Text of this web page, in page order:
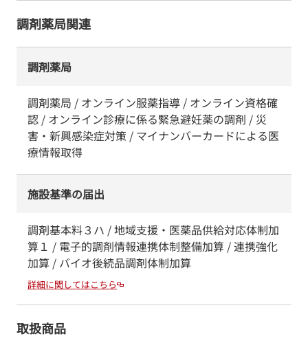
調剤薬局関連
調剤薬局
調剤薬局 / オンライン服薬指導 / オンライン資格確
認 / オンライン診療に係る緊急避妊薬の調剤 / 災
害・新興感染症対策 / マイナンバーカードによる医
療情報取得
施設基準の届出
調剤基本料３ハ / 地域支援・医薬品供給対応体制加
算１ / 電子的調剤情報連携体制整備加算 / 連携強化
加算 / バイオ後続品調剤体制加算
詳細に関してはこちら
取扱商品